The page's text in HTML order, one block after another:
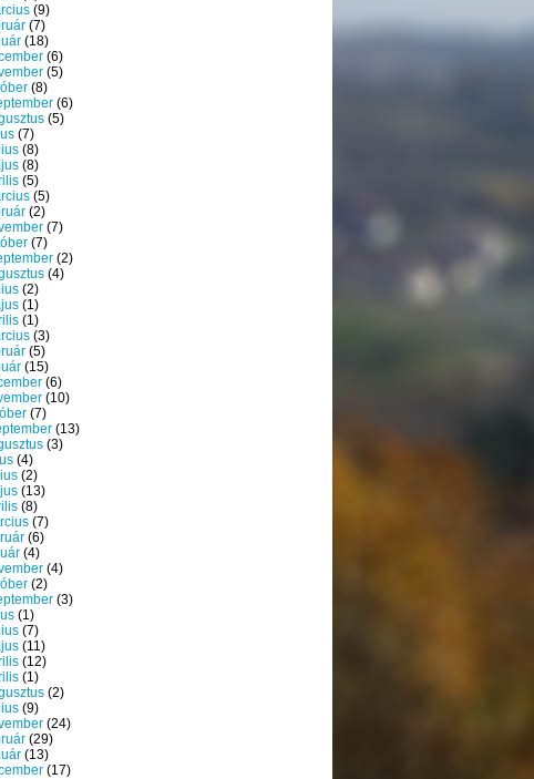
(9)
(7)
(18)
(6)
(5)
(8)
(6)
(5)
(7)
(8)
(8)
(5)
(5)
(2)
(7)
(7)
(2)
(4)
(2)
(1)
(1)
(3)
(5)
(15)
(6)
(10)
(7)
(13)
(3)
(4)
(2)
(13)
(8)
(7)
(6)
(4)
(4)
(2)
(3)
(1)
(7)
(11)
(12)
(1)
(2)
(9)
(24)
(29)
(13)
(17)